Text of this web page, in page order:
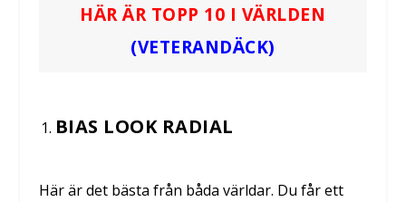
HÄR ÄR TOPP 10 I VÄRLDEN
(VETERANDÄCK)
BIAS LOOK RADIAL
Här är det bästa från båda världar. Du får ett